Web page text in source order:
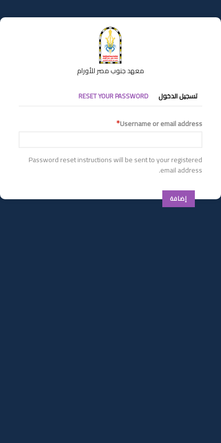
إلى
المحتوى
معهد جنوب مصر للأورام
التبويبات
الأساسية
تسجيل الدخول RESET YOUR PASSWORD
Username or email address
Password reset instructions will be sent to your registered
email address.